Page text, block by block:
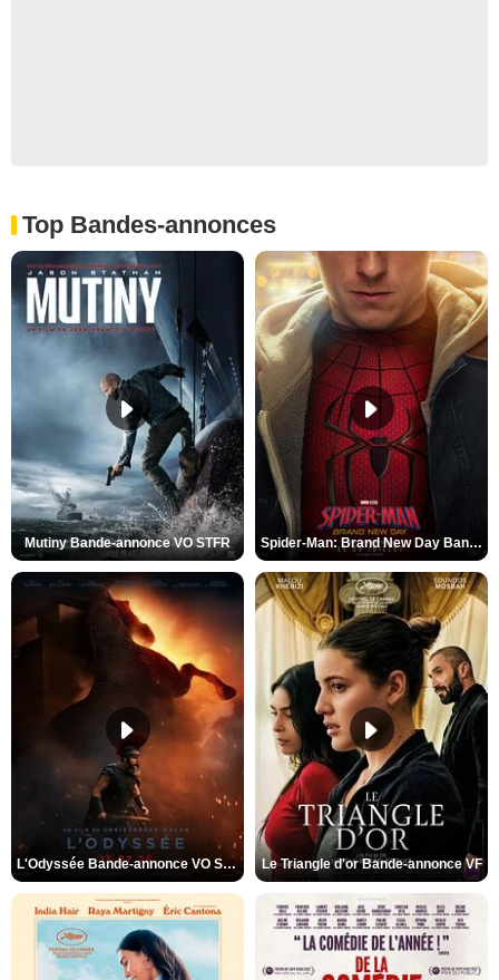
Top Bandes-annonces
Mutiny Bande-annonce VO STFR Spider-Man: Brand New Day Bande-annonce VO STFR
L'Odyssée Bande-annonce VO STFR Le Triangle d'or Bande-annonce VF